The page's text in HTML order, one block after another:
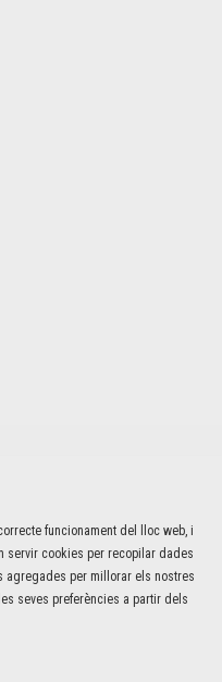
Girona
funcionament del lloc web, i
servir cookies per recopilar dades
agregades per millorar els nostres
seves preferències a partir dels